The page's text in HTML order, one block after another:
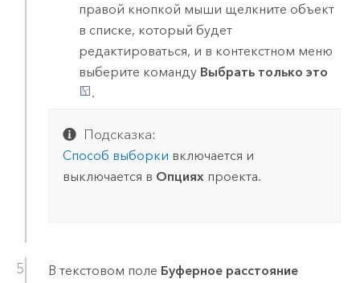
правой кнопкой мыши щелкните объект
в списке, который будет
редактироваться, и в контекстном меню
выберите команду Выбрать только это
.
Подсказка:
Способ выборки включается и
выключается в Опциях проекта.
В текстовом поле Буферное расстояние